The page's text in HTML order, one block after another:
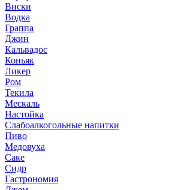
Виски
Водка
Граппа
Джин
Кальвадос
Коньяк
Ликер
Ром
Текила
Мескаль
Настойка
Слабоалкогольные напитки
Пиво
Медовуха
Саке
Сидр
Гастрономия